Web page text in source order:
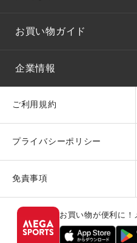
お買い物ガイド
企業情報
ご利用規約
プライバシーポリシー
免責事項
お買い物が便利に！